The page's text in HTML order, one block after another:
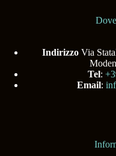
Indirizzo Via
Tel:
Email: